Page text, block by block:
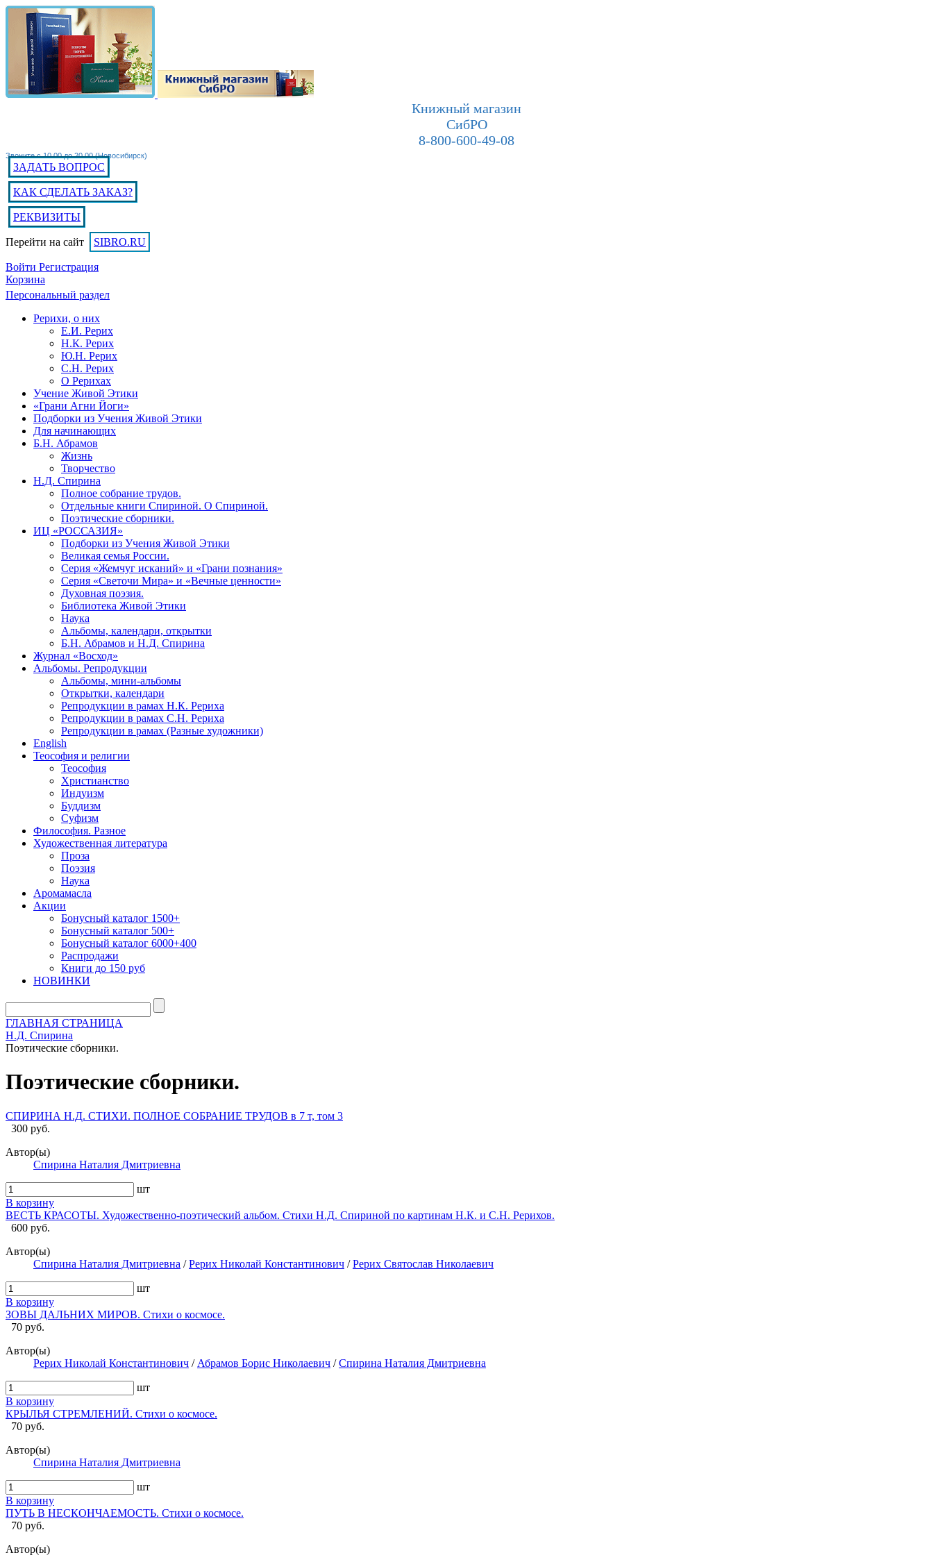
Книжный магазин
СибРО
8-800-600-49-08
Звоните с 10.00 до 20.00 (Новосибирск)
ЗАДАТЬ ВОПРОС
КАК СДЕЛАТЬ ЗАКАЗ?
РЕКВИЗИТЫ
Перейти на сайт SIBRO.RU
Войти Регистрация
Корзина
Персональный раздел
Рерихи, о них
Е.И. Рерих
Н.К. Рерих
Ю.Н. Рерих
С.Н. Рерих
О Рерихах
Учение Живой Этики
«Грани Агни Йоги»
Подборки из Учения Живой Этики
Для начинающих
Б.Н. Абрамов
Жизнь
Творчество
Н.Д. Спирина
Полное собрание трудов.
Отдельные книги Спириной. О Спириной.
Поэтические сборники.
ИЦ «РОССАЗИЯ»
Подборки из Учения Живой Этики
Великая семья России.
Серия «Жемчуг исканий» и «Грани познания»
Серия «Светочи Мира» и «Вечные ценности»
Духовная поэзия.
Библиотека Живой Этики
Наука
Альбомы, календари, открытки
Б.Н. Абрамов и Н.Д. Спирина
Журнал «Восход»
Альбомы. Репродукции
Альбомы, мини-альбомы
Открытки, календари
Репродукции в рамах Н.К. Рериха
Репродукции в рамах С.Н. Рериха
Репродукции в рамах (Разные художники)
English
Теософия и религии
Теософия
Христианство
Индуизм
Буддизм
Суфизм
Философия. Разное
Художественная литература
Проза
Поэзия
Наука
Аромамасла
Акции
Бонусный каталог 1500+
Бонусный каталог 500+
Бонусный каталог 6000+400
Распродажи
Книги до 150 руб
НОВИНКИ
ГЛАВНАЯ СТРАНИЦА
Н.Д. Спирина
Поэтические сборники.
Поэтические сборники.
СПИРИНА Н.Д. СТИХИ. ПОЛНОЕ СОБРАНИЕ ТРУДОВ в 7 т, том 3
300 руб.
Автор(ы)
Спирина Наталия Дмитриевна
шт
В корзину
ВЕСТЬ КРАСОТЫ. Художественно-поэтический альбом. Стихи Н.Д. Спириной по картинам Н.К. и С.Н. Рерихов.
600 руб.
Автор(ы)
Спирина Наталия Дмитриевна /Рерих Николай Константинович /Рерих Святослав Николаевич
шт
В корзину
ЗОВЫ ДАЛЬНИХ МИРОВ. Стихи о космосе.
70 руб.
Автор(ы)
Рерих Николай Константинович / Абрамов Борис Николаевич /Спирина Наталия Дмитриевна
шт
В корзину
КРЫЛЬЯ СТРЕМЛЕНИЙ. Стихи о космосе.
70 руб.
Автор(ы)
Спирина Наталия Дмитриевна
шт
В корзину
ПУТЬ В НЕСКОНЧАЕМОСТЬ. Стихи о космосе.
70 руб.
Автор(ы)